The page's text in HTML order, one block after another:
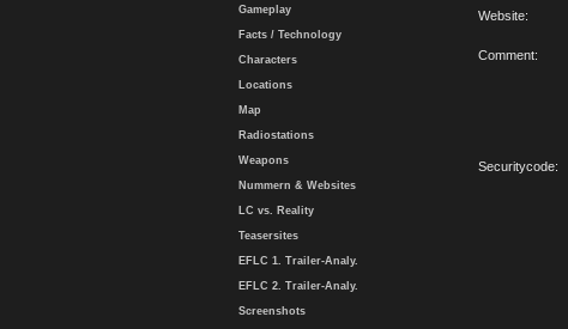
Gameplay
Facts / Technology
Characters
Locations
Map
Radiostations
Weapons
Nummern & Websites
LC vs. Reality
Teasersites
EFLC 1. Trailer-Analy.
EFLC 2. Trailer-Analy.
Screenshots
Website:
Comment:
Securitycode: